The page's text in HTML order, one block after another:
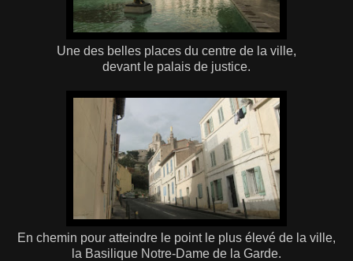
Une des belles places du centre de la ville,
devant le palais de justice.
En chemin pour atteindre le point le plus élevé de la ville,
la Basilique Notre-Dame de la Garde.